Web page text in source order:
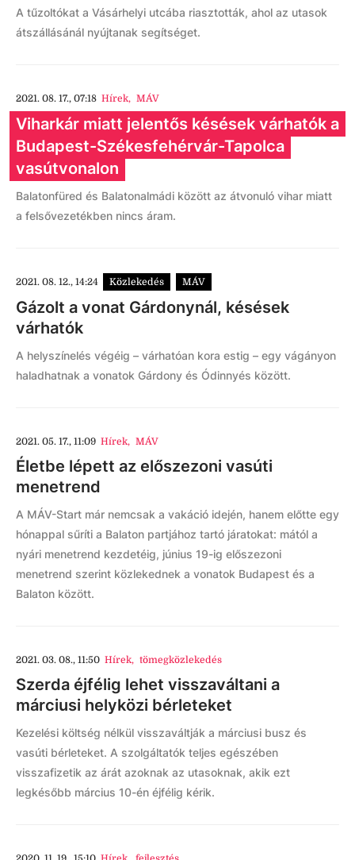
A tűzoltókat a Vásárhelyi utcába riasztották, ahol az utasok
átszállásánál nyújtanak segítséget.
2021. 08. 17., 07:18 Hírek, MÁV
Viharkár miatt jelentős késések várhatók a
Budapest-Székesfehérvár-Tapolca
vasútvonalon
Balatonfüred és Balatonalmádi között az átvonuló vihar miatt
a felsővezetékben nincs áram.
2021. 08. 12., 14:24 Közlekedés MÁV
Gázolt a vonat Gárdonynál, késések
várhatók
A helyszínelés végéig – várhatóan kora estig – egy vágányon
haladhatnak a vonatok Gárdony és Ódinnyés között.
2021. 05. 17., 11:09 Hírek, MÁV
Életbe lépett az előszezoni vasúti
menetrend
A MÁV-Start már nemcsak a vakáció idején, hanem előtte egy
hónappal sűríti a Balaton partjához tartó járatokat: mától a
nyári menetrend kezdetéig, június 19-ig előszezoni
menetrend szerint közlekednek a vonatok Budapest és a
Balaton között.
2021. 03. 08., 11:50 Hírek, tömegközlekedés
Szerda éjfélig lehet visszaváltani a
márciusi helyközi bérleteket
Kezelési költség nélkül visszaváltják a márciusi busz és
vasúti bérleteket. A szolgáltatók teljes egészében
visszafizetik az árát azoknak az utasoknak, akik ezt
legkésőbb március 10-én éjfélig kérik.